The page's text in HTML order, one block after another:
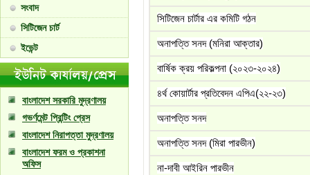
সংবাদ
সিটিজেন চার্ট
ইভেন্ট
বাংলাদেশ সরকারি মুদ্রণালয়
গভর্ণমেন্ট প্রিন্টিং প্রেস
বাংলাদেশ নিরাপত্তা মুদ্রণালয়
বাংলাদেশ ফরম ও প্রকাশনা
অফিস
সিটিজেন চার্টার এর কমিটি গঠন
অনাপত্তি সনদ (মনিরা আক্তার)
বার্ষিক ক্রয় পরিকল্পনা (২০২৩-২০২৪)
৪র্থ কোয়ার্টার প্রতিবেদন এপিএ(২২-২৩)
অনাপত্তি সনদ
অনাপত্তি সনদ (মিরা পারভীন)
না-দাবী আইরিন পারভীন